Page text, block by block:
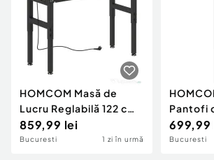
HOMCOM Masă de
Lucru Reglabilă 122 cm,
Blat Robust din Lemn
de Cauciuc, 2 Prize AC
859,99 lei
Bucuresti 1 zi în urmă
Pantofi
din
699,99
Bucuresti